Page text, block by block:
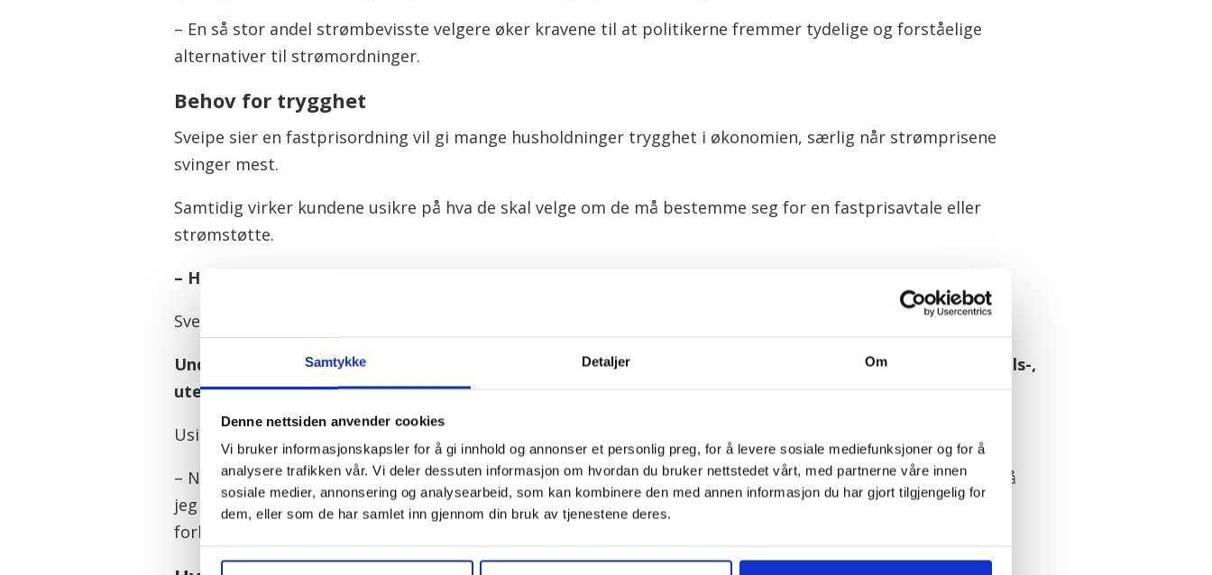
Samtykke Detaljer Om
Denne nettsiden anvender cookies
Vi bruker informasjonskapsler for å gi innhold og annonser et personlig preg, for å levere sosiale mediefunksjoner og for å
analysere trafikken vår. Vi deler dessuten informasjon om hvordan du bruker nettstedet vårt, med partnerne våre innen
sosiale medier, annonsering og analysearbeid, som kan kombinere den med annen informasjon du har gjort tilgjengelig for
dem, eller som de har samlet inn gjennom din bruk av tjenestene deres.
– En så stor andel strømbevisste velgere øker kravene til at politikerne fremmer tydelige og forståelige
alternativer til strømordninger.
Behov for trygghet
Sveipe sier en fastprisordning vil gi mange husholdninger trygghet i økonomien, særlig når strømprisene
svinger mest.
Samtidig virker kundene usikre på hva de skal velge om de må bestemme seg for en fastprisavtale eller
strømstøtte.
– Halvparten svarer enten midt på skalaen eller «vet ikke» – begge deler er jo et tegn på usikkerhet.
Sveipe mener svarene reflekterer at vi lever i en tid med stor usikkerhet rundt økonomien.
Undersøkelsen ble for øvrig gjennomført før USAs president Donald Trump begynte å rokke ved handels-,
utenriks- og sikkerhetspolitikken.
Usikkerheten blant folk er neppe blitt mindre.
– Nå våkner man nær sagt hver morgen til nye utspill, der hvert av dem kan medføre store omveltninger. Så
jeg vil si at alt som kan gi folk mer trygghet, i den situasjonen vi er i nå med stor usikkerhet, det er bra for
forbrukerne, sier Sveipe.